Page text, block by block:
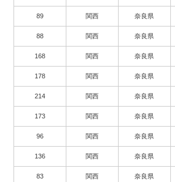
89 関西 奈良県
88 関西 奈良県
168 関西 奈良県
178 関西 奈良県
214 関西 奈良県
173 関西 奈良県
96 関西 奈良県
136 関西 奈良県
83 関西 奈良県